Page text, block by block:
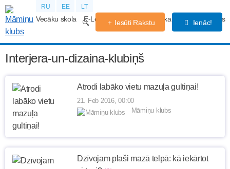
RU EE LT
Vecāku skola E-Lekcijas Grūtniecības kalendārs Forums
Iesūti Rakstu Ienāc!
Interjera-un-dizaina-klubiņš
Atrodi labāko vietu mazuļa gultiņai!
21. Feb 2016, 00:00
Māmiņu klubs
Dzīvojam plaši mazā telpā: kā iekārtot